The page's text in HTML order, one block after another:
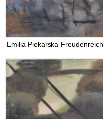
Emilia Piekarska-Freudenreich